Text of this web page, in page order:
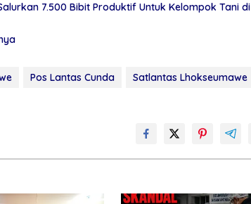
7.500 Bibit Produktif Untuk Kelompok Tani di
Pos Lantas Cunda Satlantas Lhokseumawe